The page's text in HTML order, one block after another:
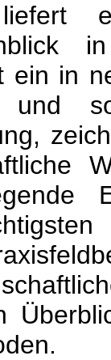
in
ein in
und